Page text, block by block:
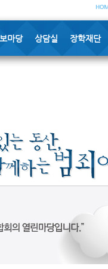
마당 상담실 장학재단